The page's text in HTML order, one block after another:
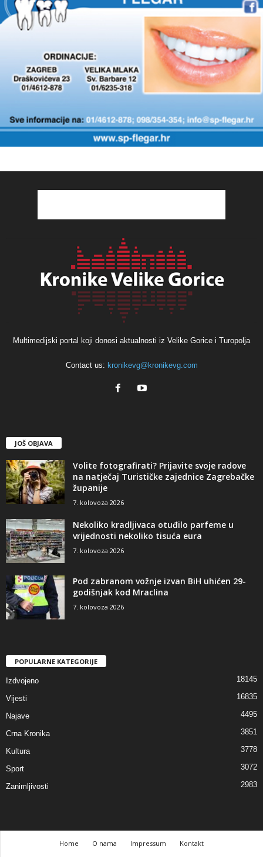
Multimedijski portal koji donosi aktualnosti iz Velike Gorice i Turopolja
Contact us: kronikevg@kronikevg.com
JOŠ OBJAVA
Volite fotografirati? Prijavite svoje radove
na natječaj Turističke zajednice Zagrebačke
županije
7. kolovoza 2026
Nekoliko kradljivaca otuđilo parfeme u
vrijednosti nekoliko tisuća eura
7. kolovoza 2026
Pod zabranom vožnje izvan BiH uhićen 29-
godišnjak kod Mraclina
7. kolovoza 2026
POPULARNE KATEGORIJE
Izdvojeno 18145
Vijesti 16835
Najave 4495
Crna Kronika 3851
Kultura 3778
Sport 3072
Zanimljivosti 2983
Home O nama Impressum
Kontakt